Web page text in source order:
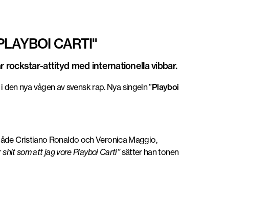
CARTI"
rockstar-attityd med internationella vibbar.
nya vågen av svensk rap. Nya singeln ”Playboi
Cristiano Ronaldo ochVeronica Maggio,
shit som att jag vore Playboi Carti”sätter han tonen